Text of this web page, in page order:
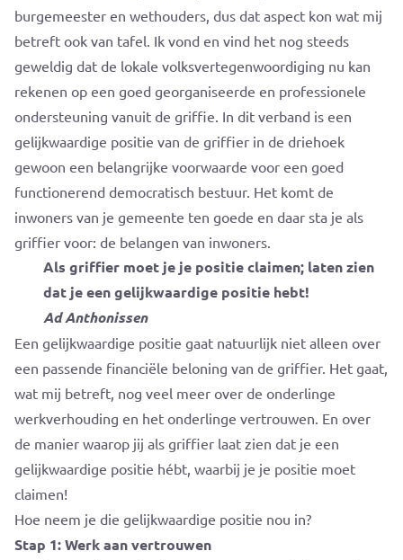
burgemeester en wethouders, dus dat aspect kon wat mij
betreft ook van tafel. Ik vond en vind het nog steeds
geweldig dat de lokale volksvertegenwoordiging nu kan
rekenen op een goed georganiseerde en professionele
ondersteuning vanuit de griffie. In dit verband is een
gelijkwaardige positie van de griffier in de driehoek
gewoon een belangrijke voorwaarde voor een goed
functionerend democratisch bestuur. Het komt de
inwoners van je gemeente ten goede en daar sta je als
griffier voor: de belangen van inwoners.
Als griffier moet je je positie claimen; laten zien
dat je een gelijkwaardige positie hebt!
Ad Anthonissen
Een gelijkwaardige positie gaat natuurlijk niet alleen over
een passende financiële beloning van de griffier. Het gaat,
wat mij betreft, nog veel meer over de onderlinge
werkverhouding en het onderlinge vertrouwen. En over
de manier waarop jij als griffier laat zien dat je een
gelijkwaardige positie hébt, waarbij je je positie moet
claimen!
Hoe neem je die gelijkwaardige positie nou in?
Stap 1: Werk aan vertrouwen